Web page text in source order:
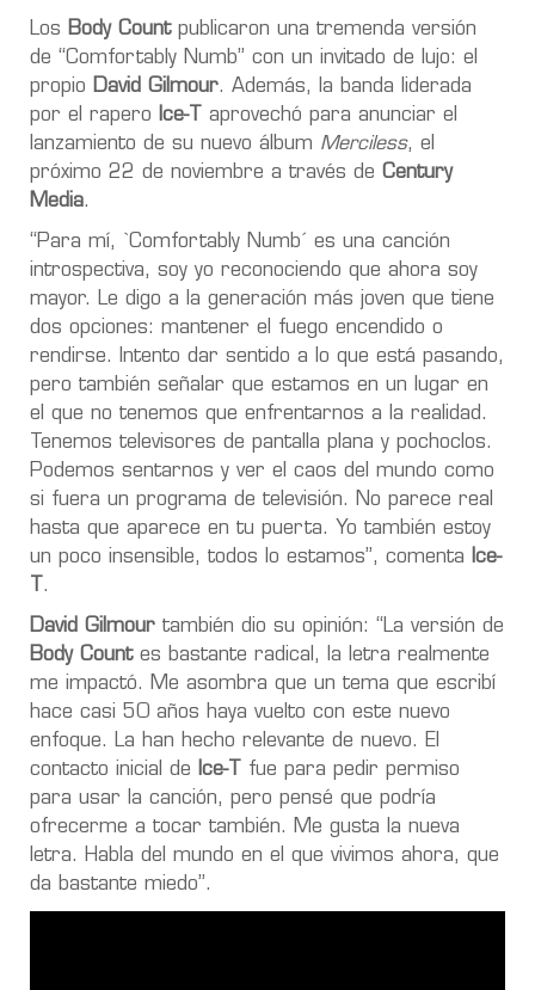
Los Body Countpublicaron una tremenda versión
de “Comfortably Numb” con un invitado de lujo: el
propio David Gilmour. Además, la banda liderada
por el rapero Ice-T aprovechó para anunciar el
lanzamiento de su nuevo álbum Merciless, el
próximo 22 de noviembre a través de Century
Media.
“Para mí, ` Comfortably Numb´
es una canción
introspectiva, soy yo reconociendo que ahora soy
mayor. Le digo a la generación más joven que tiene
dos opciones: mantener el fuego encendido o
rendirse. Intento dar sentido a lo que está pasando,
pero también señalar que estamos en un lugar en
el que no tenemos que enfrentarnos a la realidad.
Tenemos televisores de pantalla plana y pochoclos.
Podemos sentarnos y ver el caos del mundo como
si fuera un programa de televisión. No parece real
hasta que aparece en tu puerta. Yo también estoy
un poco insensible, todos lo estamos”, comenta
Ice-
.
David Gilmour también dio su opinión: “La versión de
Body Count es bastante radical, la letra realmente
me impactó.
Me asombra que un tema que escribí
hace casi 50 años haya vuelto con este nuevo
enfoque. La han hecho relevante de nuevo. El
contacto inicial de
Ice-T fue para pedir permiso
para usar la canción, pero pensé que podría
ofrecerme a tocar también. Me gusta la nueva
letra. Habla del mundo en el que vivimos ahora, que
da bastante miedo”.